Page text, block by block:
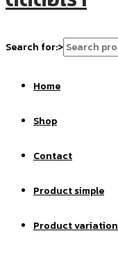
Search for:>
Home
Shop
Contact
Product simple
Product variation